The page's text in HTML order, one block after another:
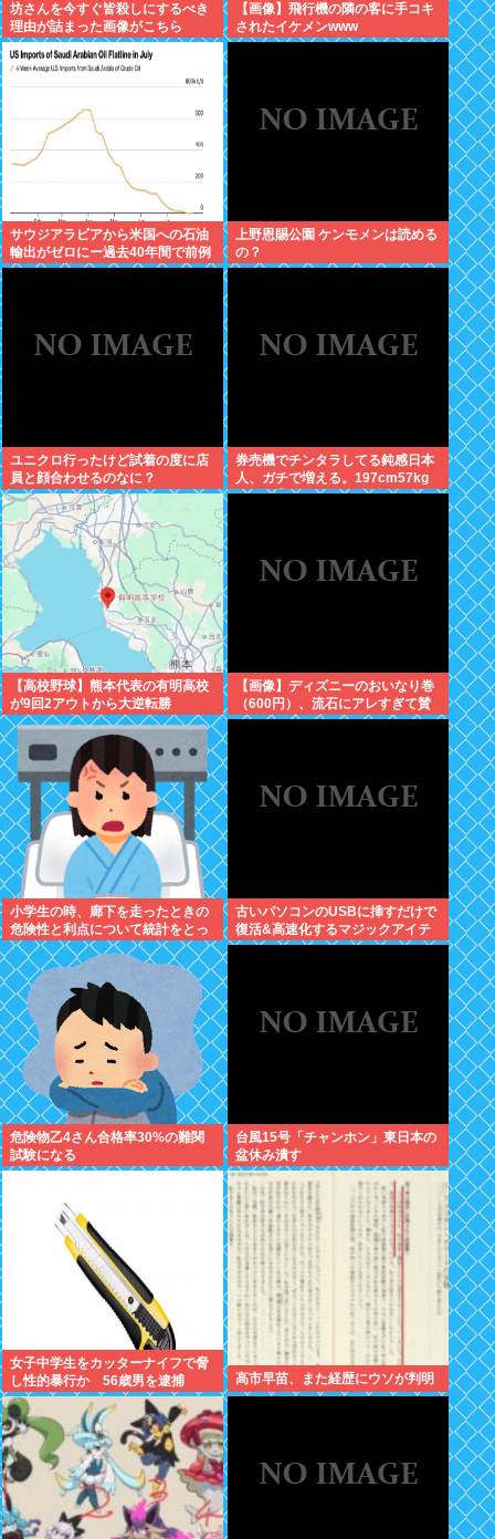
坊さんを今すぐ皆殺しにするべき
理由が詰まった画像がこちら
【画像】飛行機の隣の客に手コキ
されたイケメンwww
サウジアラビアから米国への石油
輸出がゼロにー過去40年間で前例
のない事態
上野恩賜公園 ケンモメンは読める
の？
ユニクロ行ったけど試着の度に店
員と顔合わせるのなに？
券売機でチンタラしてる鈍感日本
人、ガチで増える。197cm57kg
の俺が背後5cmまで接近してるの
【高校野球】熊本代表の有明高校
が9回2アウトから大逆転勝
利！！！感動をありがとう
【画像】ディズニーのおいなり巻
（600円）、流石にアレすぎて賛
否両論の大炎上をしてしまうw w
小学生の時、廊下を走ったときの
危険性と利点について統計をとっ
た奴がいた
古いパソコンのUSBに挿すだけで
復活&高速化するマジックアイテ
ムが発売される
危険物乙4さん合格率30%の難関
試験になる
台風15号「チャンホン」東日本の
盆休み潰す
女子中学生をカッターナイフで脅
し性的暴行か 56歳男を逮捕
高市早苗、また経歴にウソが判明